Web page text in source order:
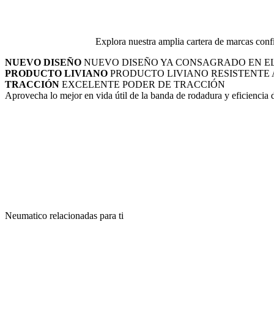
Explora nuestra amplia cartera de marcas
NUEVO DISEÑO NUEVO DISEÑO YA CONSAGRADO EN
PRODUCTO LIVIANO PRODUCTO LIVIANO RESISTENTE
TRACCIÓN EXCELENTE PODER DE TRACCIÓN
Aprovecha lo mejor en vida útil de la banda de rodadura y eficiencia
Neumatico relacionadas para ti